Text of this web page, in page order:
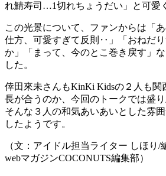
れ鯖寿司…1切れちょうだい」と可愛
この光景について、ファンからは「
仕方、可愛すぎて反則‥」「おねだ
か」「まって、今のとこ巻き戻す」
した。
倖田來未さんもKinKi Kidsの２人も関
長が合うのか、今回のトークでは盛り
そんな３人の和気あいあいとした雰
したようです。
（文：アイドル担当ライター しほり/
webマガジンCOCONUTS編集部）